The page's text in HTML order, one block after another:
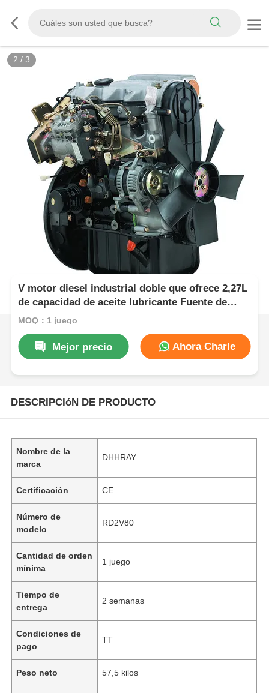
2 / 3
V motor diesel industrial doble que ofrece 2,27L
de capacidad de aceite lubricante Fuente de
energía para equipos industriales y de
MOQ：1 juego
Mejor precio Ahora Charle
DESCRIPCIóN DE PRODUCTO
Nombre de la
marca
DHHRAY
Certificación CE
Número de
modelo
RD2V80
Cantidad de orden
mínima
1 juego
Tiempo de
entrega
2 semanas
Condiciones de
pago
TT
Peso neto 57,5 kilos